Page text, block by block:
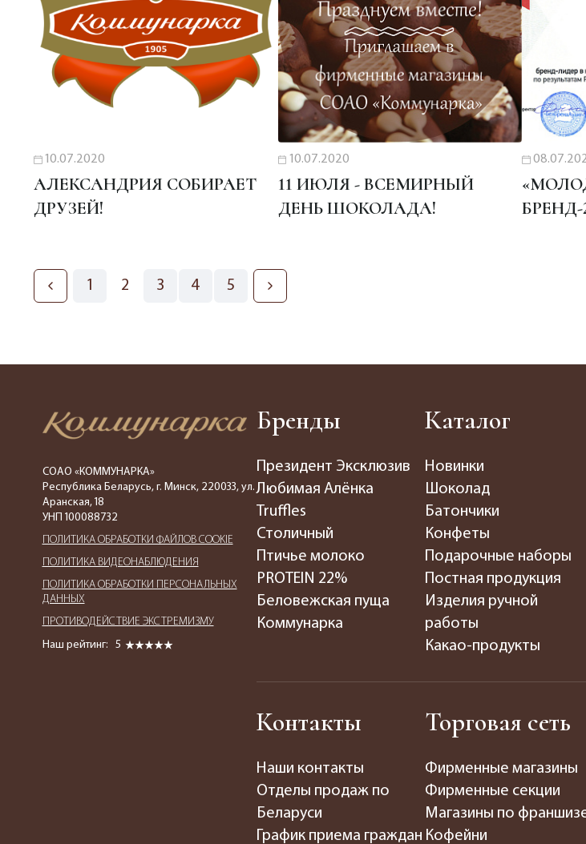
10.07.2020
АЛЕКСАНДРИЯ СОБИРАЕТ
ДРУЗЕЙ!
10.07.2020
11 ИЮЛЯ - ВСЕМИРНЫЙ
ДЕНЬ ШОКОЛАДА!
БРЕНД-
1 2 3 4 5
СОАО «КОММУНАРКА»
Республика Беларусь, г. Минск, 220033, ул.
Аранская, 18
УНП 100088732
ПОЛИТИКА ОБРАБОТКИ ФАЙЛОВ COOKIE
ПОЛИТИКА ВИДЕОНАБЛЮДЕНИЯ
ПОЛИТИКА ОБРАБОТКИ ПЕРСОНАЛЬНЫХ
ДАННЫХ
ПРОТИВОДЕЙСТВИЕ ЭКСТРЕМИЗМУ
Наш рейтинг:
5
Бренды
Президент Эксклюзив
Любимая Алёнка
Truffles
Столичный
Птичье молоко
PROTEIN 22%
Беловежская пуща
Коммунарка
Каталог
Новинки
Шоколад
Батончики
Конфеты
Подарочные наборы
Постная продукция
Изделия ручной
работы
Какао-продукты
Контакты
Наши контакты
Отделы продаж по
Беларуси
График приема граждан
Торговая сеть
Фирменные магазины
Фирменные секции
Магазины по
Кофейни